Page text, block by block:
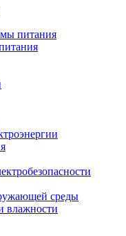
питания
среды
влажности